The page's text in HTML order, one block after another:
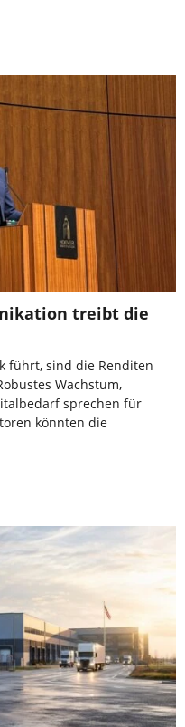
treibt die
führt, sind die Renditen
Wachstum,
sprechen für
könnten die